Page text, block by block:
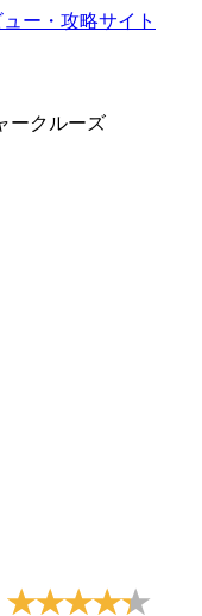
ークルーズ